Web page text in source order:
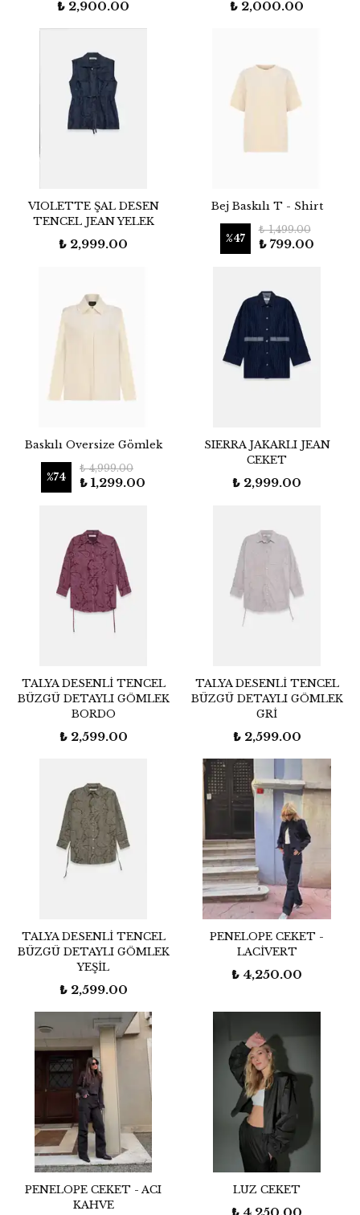
₺ 2,900.00 ₺ 2,000.00
VIOLETTE ŞAL DESEN
TENCEL JEAN YELEK
₺ 2,999.00
Bej Baskılı T - Shirt
%47
₺ 1,499.00
₺ 799.00
Baskılı Oversize Gömlek
%74
₺ 4,999.00
₺ 1,299.00
SIERRA JAKARLI JEAN
CEKET
₺ 2,999.00
TALYA DESENLİ TENCEL
BÜZGÜ DETAYLI GÖMLEK
BORDO
₺ 2,599.00
TALYA DESENLİ TENCEL
BÜZGÜ DETAYLI GÖMLEK
GRİ
₺ 2,599.00
TALYA DESENLİ TENCEL
BÜZGÜ DETAYLI GÖMLEK
YEŞİL
₺ 2,599.00
PENELOPE CEKET -
LACİVERT
₺ 4,250.00
PENELOPE CEKET - ACI
KAHVE
LUZ CEKET